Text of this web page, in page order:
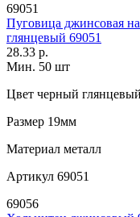
69051
Пуговица джинсовая
глянцевый 69051
28.33 р.
Мин. 50 шт
Цвет черный глянцевый
Размер 19мм
Материал металл
Артикул 69051
69056